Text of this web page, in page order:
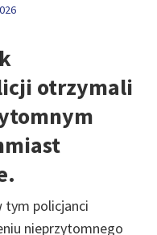
otrzymali
tym policjanci
nieprzytomnego